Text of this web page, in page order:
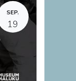
SEP.
19